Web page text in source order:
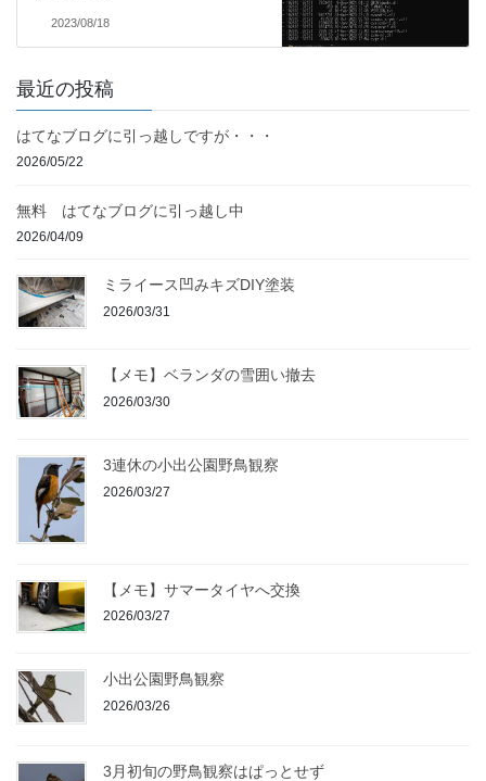
2023/08/18
最近の投稿
はてなブログに引っ越しですが・・・
2026/05/22
無料 はてなブログに引っ越し中
2026/04/09
ミライース凹みキズDIY塗装
2026/03/31
【メモ】ベランダの雪囲い撤去
2026/03/30
3連休の小出公園野鳥観察
2026/03/27
【メモ】サマータイヤへ交換
2026/03/27
小出公園野鳥観察
2026/03/26
3月初旬の野鳥観察はぱっとせず